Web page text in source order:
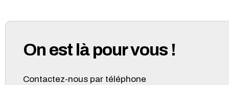
On est là pour vous !
Contactez-nous par téléphone